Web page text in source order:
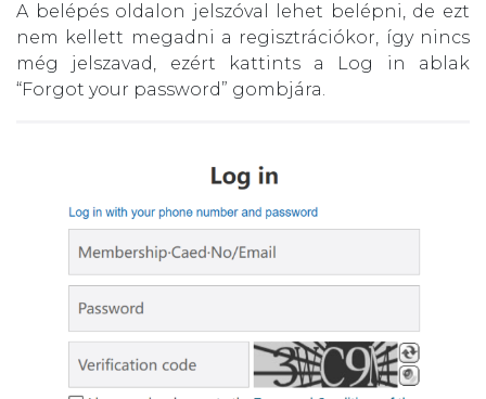
A belépés oldalon jelszóval lehet belépni, de ezt
nem kellett megadni a regisztrációkor, így nincs
még jelszavad, ezért kattints a Log in ablak
“Forgot your password” gombjára.